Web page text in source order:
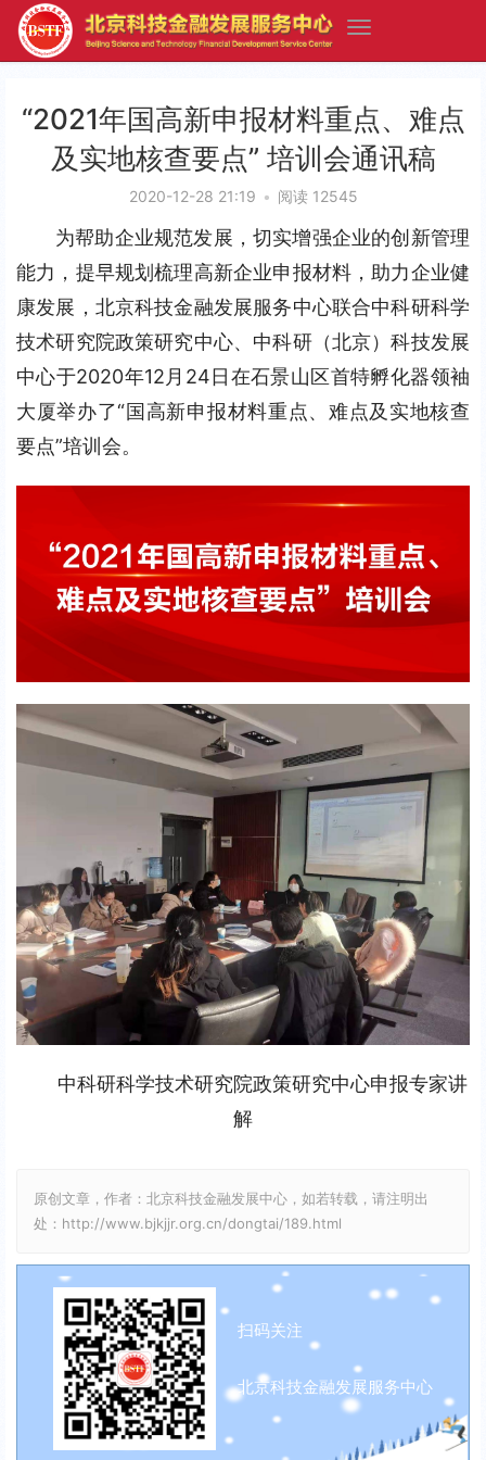
“2021年国高新申报材料重点、难点
及实地核查要点” 培训会通讯稿
2020-12-28 21:19 • 阅读 12545
为帮助企业规范发展，切实增强企业的创新管理
能力，提早规划梳理高新企业申报材料，助力企业健
康发展，北京科技金融发展服务中心联合中科研科学
技术研究院政策研究中心、中科研（北京）科技发展
中心于2020年12月24日在石景山区首特孵化器领袖
大厦举办了“国高新申报材料重点、难点及实地核查
要点”培训会。
中科研科学技术研究院政策研究中心申报专家讲
解
原创文章，作者：北京科技金融发展中心，如若转载，请注明出
处：http://www.bjkjjr.org.cn/dongtai/189.html
扫码关注
北京科技金融发展服务中心